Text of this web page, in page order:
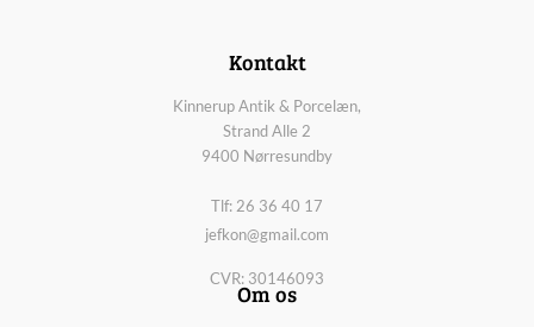
Kontakt
Kinnerup Antik & Porcelæn,
Strand Alle 2
9400 Nørresundby
Tlf: 26 36 40 17
jefkon@gmail.com
CVR: 30146093
Om os